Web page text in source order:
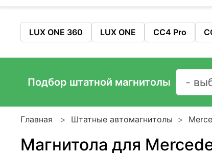
LUX ONE 360 LUX ONE CC4 Pro
Подбор штатной магнитолы
Главная Штатные автомагнитолы
Магнитола для